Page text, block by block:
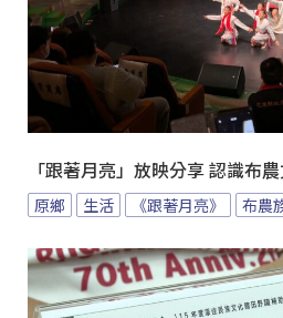
「跟著月亮」放映分享 認識布
原鄉 生活 《跟著月亮》 布農